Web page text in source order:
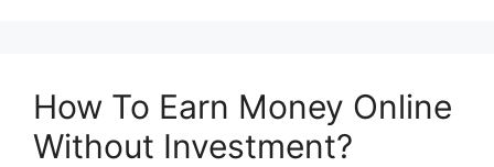
How To Earn Money Online
Without Investment?